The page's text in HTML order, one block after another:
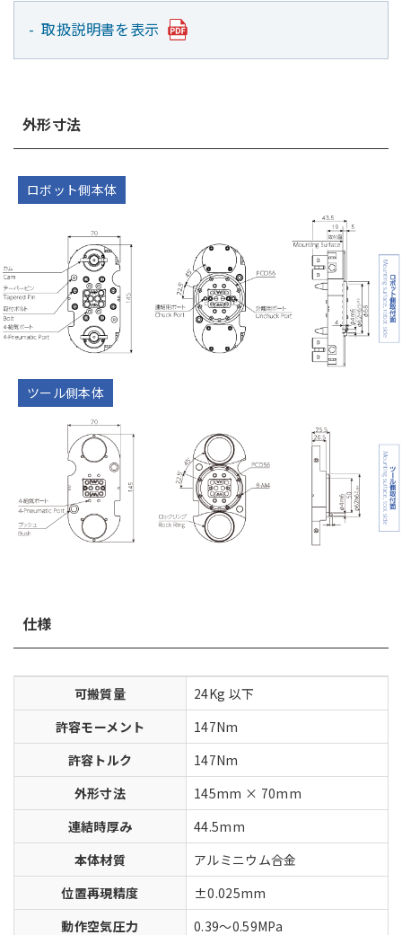
取扱説明書を表示
外形寸法
ロボット側本体
ツール側本体
仕様
可搬質量
24Kg 以下
許容モーメント
147Nm
許容トルク
147Nm
外形寸法
145mm × 70mm
連結時厚み
44.5mm
本体材質
アルミニウム合金
位置再現精度
±0.025mm
動作空気圧力
0.39～0.59MPa